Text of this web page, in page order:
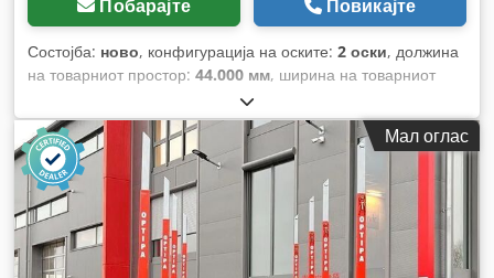
Побарајте Повикајте
Состојба: ново, конфигурација на оските: 2 оски, должина
на товарниот простор: 44.000 мм, ширина на товарниот
, суспензија:
гумата:275/70-22,5, боја:црна,
Мал оглас